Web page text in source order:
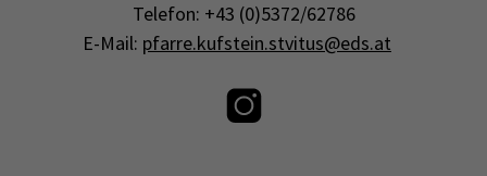
Telefon: +43 (0)5372/62786
E-Mail: pfarre.kufstein.stvitus@eds.at